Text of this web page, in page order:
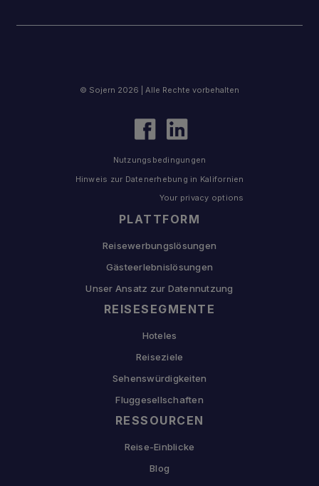
PLATTFORM
Reisewerbungslösungen
Gästeerlebnislösungen
Unser Ansatz zur Datennutzung
REISESEGMENTE
Hoteles
Reiseziele
Sehenswürdigkeiten
Fluggesellschaften
RESSOURCEN
Reise-Einblicke
Blog
© Sojern 2026 | Alle Rechte vorbehalten
Nutzungsbedingungen
Hinweis zur Datenerhebung in Kalifornien
Your privacy options